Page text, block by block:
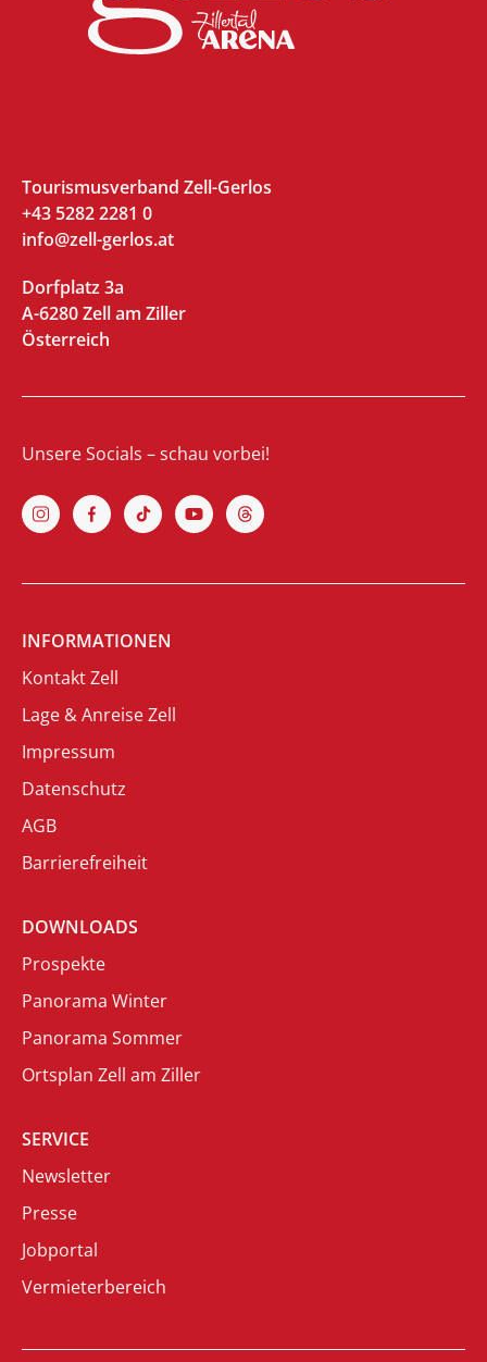
Tourismusverband Zell-Gerlos
+43 5282 2281 0
info@zell-gerlos.at
Dorfplatz 3a
A-6280 Zell am Ziller
Österreich
Unsere Socials – schau vorbei!
INFORMATIONEN
Kontakt Zell
Lage & Anreise Zell
Impressum
Datenschutz
AGB
Barrierefreiheit
DOWNLOADS
Prospekte
Panorama Winter
Panorama Sommer
Ortsplan Zell am Ziller
SERVICE
Newsletter
Presse
Jobportal
Vermieterbereich